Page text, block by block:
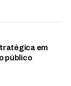
em
público